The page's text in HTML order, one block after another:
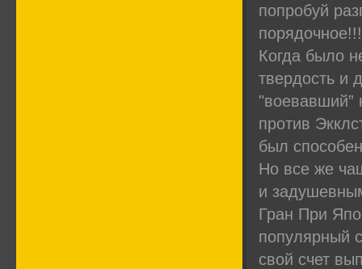
попробуй
Когда было
твердость и
"воевавший”
против
был
Но все же
и
Гран При
популярный
свой счет